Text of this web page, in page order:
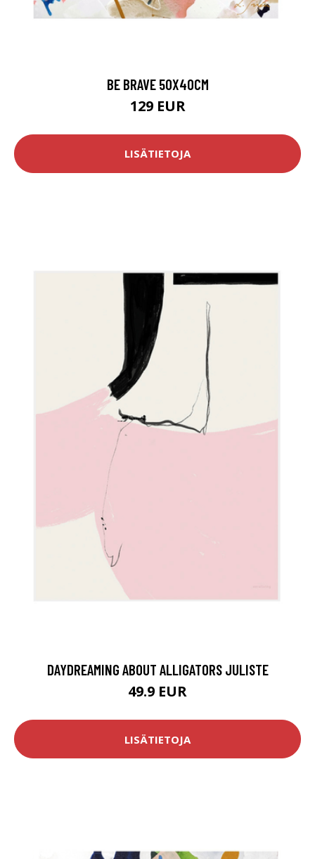
BE BRAVE 50X40CM
129 EUR
LISÄTIETOJA
DAYDREAMING ABOUT ALLIGATORS JULISTE
49.9 EUR
LISÄTIETOJA